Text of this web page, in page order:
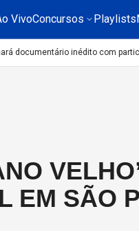
VivoConcursos Playlists
inédito com
EM SÃO